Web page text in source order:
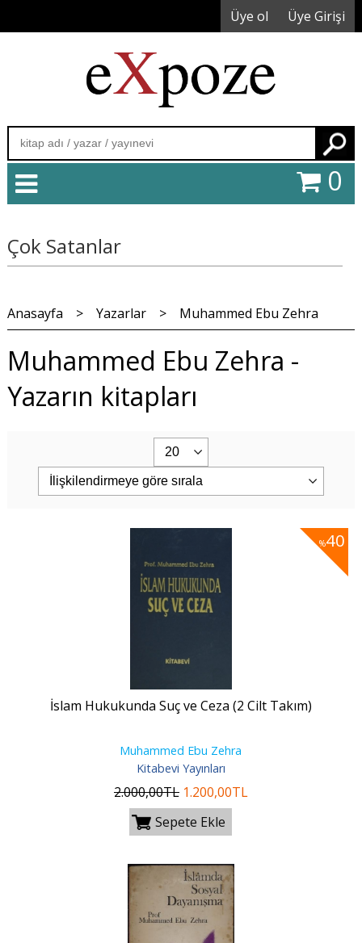
Üye ol Üye Girişi
0
Çok Satanlar
Anasayfa > Yazarlar > Muhammed Ebu Zehra
Muhammed Ebu Zehra -
Yazarın kitapları
%40
İslam Hukukunda Suç ve Ceza (2 Cilt Takım)
Muhammed Ebu Zehra
Kitabevi Yayınları
2.000,00TL 1.200,00TL
Sepete Ekle